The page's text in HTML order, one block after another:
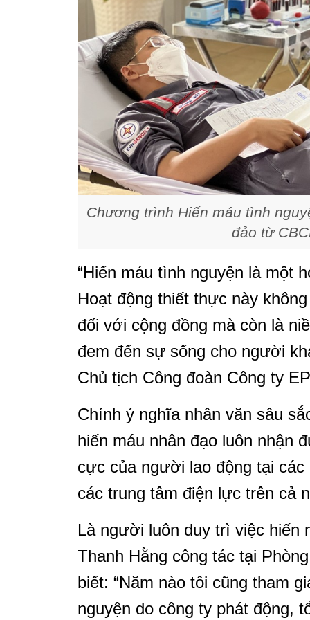
Chương trình Hiến máu tình
đảo từ
“Hiến máu tình nguyện là một
Hoạt động thiết thực này
đối với cộng đồng mà còn là
đem đến sự sống cho người
Chủ tịch Công đoàn Công ty
Chính ý nghĩa nhân văn sâu
hiến máu nhân đạo luôn nhận
cực của người lao động tại
các trung tâm điện lực trên cả
Là người luôn duy trì việc hiến
Thanh Hằng công tác tại
biết: “Năm nào tôi cũng tham
nguyện do công ty phát động,